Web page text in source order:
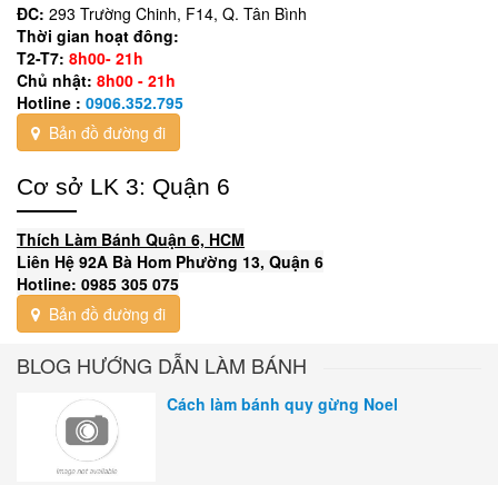
ĐC: 293 Trường Chinh, F14, Q. Tân Bình
Thời gian hoạt đông:
T2-T7: 8h00- 21h
Chủ nhật: 8h00 - 21h
Hotline : 0906.352.795
Bản đồ đường đi
Cơ sở LK 3: Quận 6
Thích Làm Bánh Quận 6, HCM
Liên Hệ 92A Bà Hom Phường 13, Quận 6
Hotline: 0985 305 075
Bản đồ đường đi
BLOG HƯỚNG DẪN LÀM BÁNH
Cách làm bánh quy gừng Noel